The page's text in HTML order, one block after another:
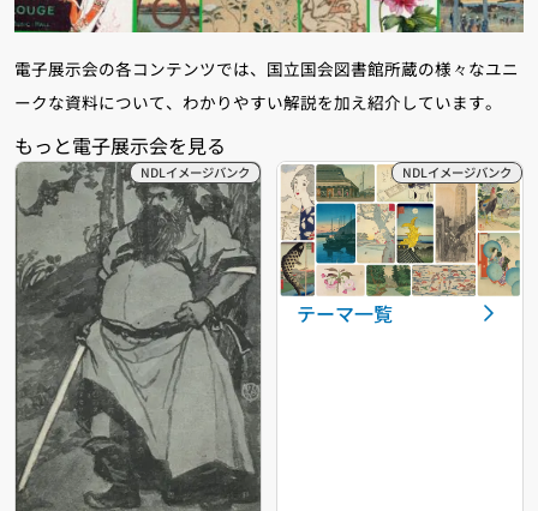
電子展示会の各コンテンツでは、国立国会図書館所蔵の様々なユニ
ークな資料について、わかりやすい解説を加え紹介しています。
テーマ一覧